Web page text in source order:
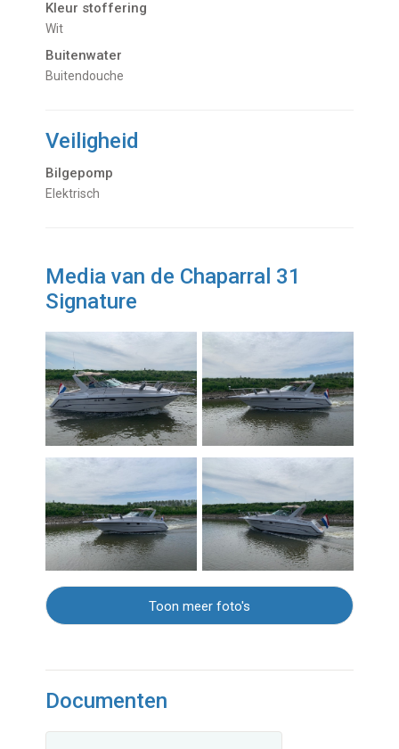
Kleur stoffering
Wit
Buitenwater
buitendouche
Veiligheid
Bilgepomp
Elektrisch
Media van de Chaparral 31
Signature
Toon meer foto's
Documenten